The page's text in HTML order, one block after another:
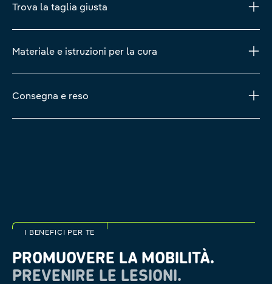
Trova la taglia giusta
Materiale e istruzioni per la cura
Consegna e reso
I BENEFICI PER TE
PROMUOVERE LA MOBILITÀ.
PREVENIRE LE LESIONI.